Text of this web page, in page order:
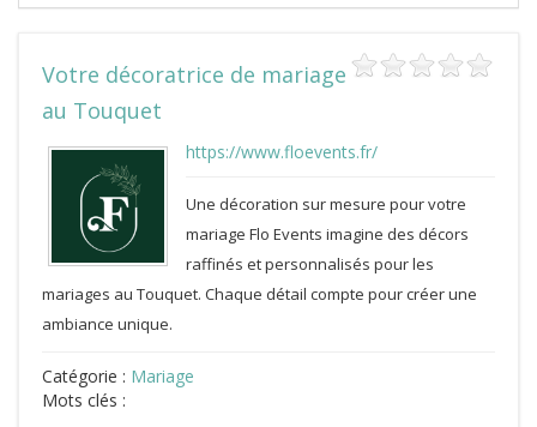
Votre décoratrice de mariage
au Touquet
https://www.floevents.fr/
Une décoration sur mesure pour votre
mariage Flo Events imagine des décors
raffinés et personnalisés pour les
mariages au Touquet. Chaque détail compte pour créer une
ambiance unique.
Catégorie : Mariage
Mots clés :